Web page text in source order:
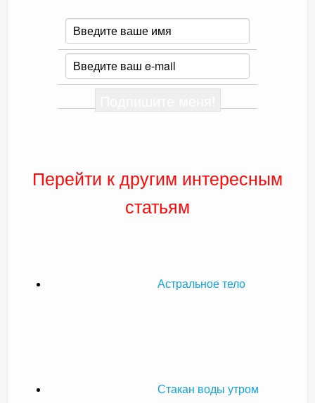
Перейти к другим интересным
статьям
Астральное тело
Стакан воды утром